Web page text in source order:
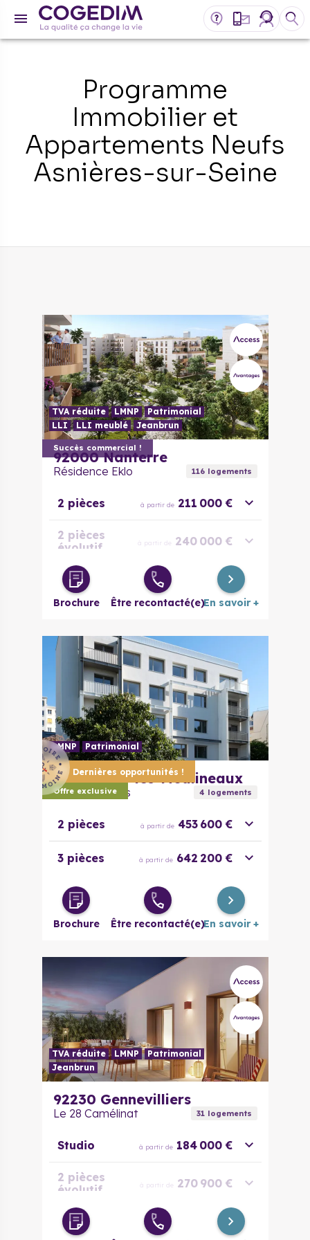
Programme
Immobilier et
Appartements Neufs
Asnières-sur-Seine
Succès commercial !
TVA réduite LMNP
Patrimonial
LLI
LLI meublé Jeanbrun
92000 Nanterre
Résidence Eklo 116logements
2 pièces à partir de 211 000 €
2 pièces
évolutif
à partir de 240 000 €
3 pièces à partir de 260 000 €
4 pièces à partir de 320 000 €
Brochure Être recontacté(e)En savoir +
Dernières opportunités !
Offre exclusive
LMNP Patrimonial
92130 Issy-les-Moulineaux
Carré Des Arts 4 logements
2 pièces à partir de 453 600 €
3 pièces à partir de 642 200 €
Brochure Être recontacté(e)En savoir +
TVA réduite LMNP
Patrimonial
Jeanbrun
92230 Gennevilliers
Le 28 Camélinat 31logements
Studio à partir de 184 000 €
2 pièces
évolutif
à partir de 270 900 €
3 pièces à partir de 312 000 €